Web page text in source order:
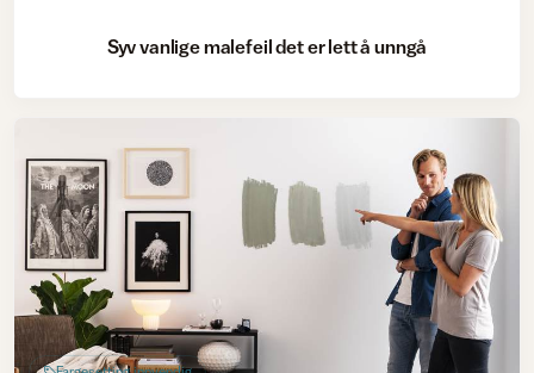
Syv vanlige malefeil det er lett å unngå